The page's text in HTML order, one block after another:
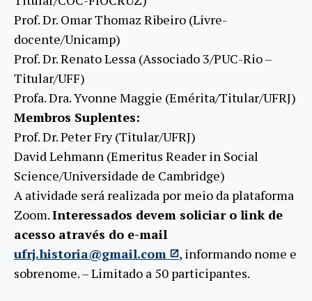
Prof. Dr. Omar Thomaz Ribeiro (Livre-
docente/Unicamp)
Prof. Dr. Renato Lessa (Associado 3/PUC-Rio –
Titular/UFF)
Profa. Dra. Yvonne Maggie (Emérita/Titular/UFRJ)
Membros Suplentes:
Prof. Dr. Peter Fry (Titular/UFRJ)
David Lehmann (Emeritus Reader in Social
Science/Universidade de Cambridge)
A atividade será realizada por meio da plataforma
Zoom.Interessados devem soliciar o link de
acesso através do e-mail
ufrj.historia@gmail.com
, informando nome e
sobrenome. – Limitado a 50 participantes.